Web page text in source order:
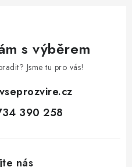
s výběrem
Jsme tu pro vás!
vseprozvire.cz
390 258